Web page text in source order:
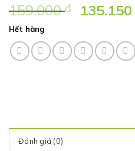
159.000đ
Giá
là:
159.000
Hết hàng
Đánh giá (0)